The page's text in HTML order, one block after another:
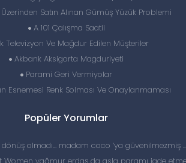
Satın Alınan Gümüş Yüzük Problemi
A 101 Çalışma Saatii
Televizyon Ve Mağdur Edilen Müşteriler
Akbank Aksigorta Magduriyeti
Parami Geri Vermiyolar
Esnemesi Renk Solması Ve Onaylanmaması
Popüler Yorumlar
olmadı… madam coco ‘ya güvenilmezmiş